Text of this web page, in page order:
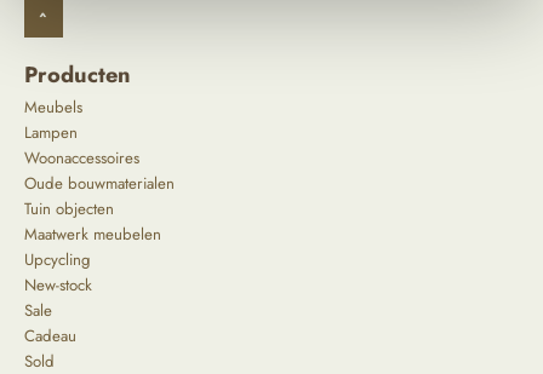
^
Producten
Meubels
Lampen
Woonaccessoires
Oude bouwmaterialen
Tuin objecten
Maatwerk meubelen
Upcycling
New-stock
Sale
Cadeau
Sold